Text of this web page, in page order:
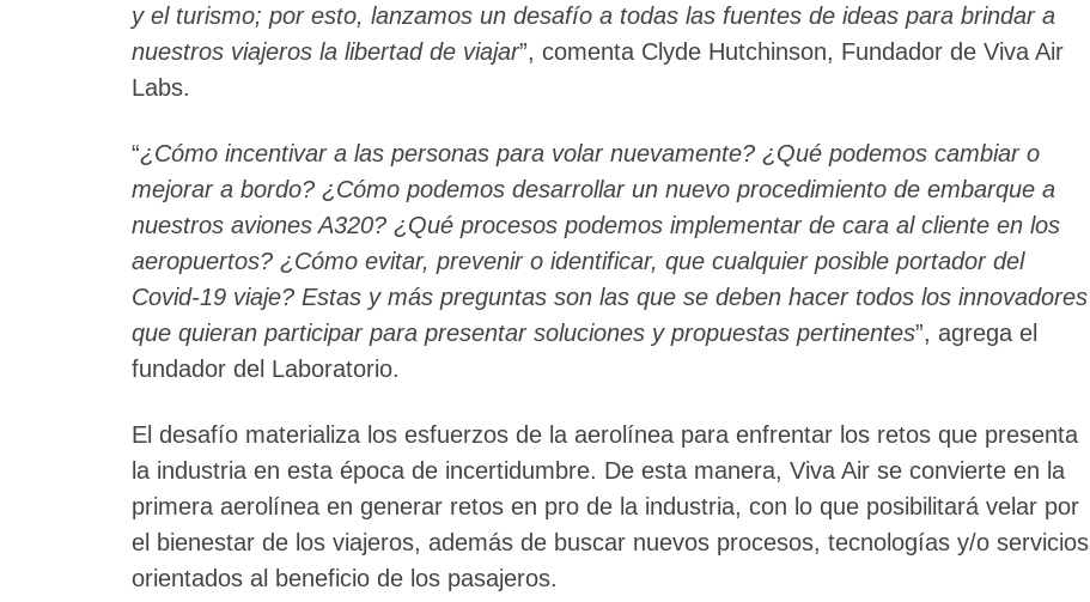
y el turismo; por esto, lanzamos un desafío a todas las fuentes de ideas para brindar a
nuestros viajeros la libertad de viajar”, comenta Clyde Hutchinson, Fundador de Viva Air
Labs.
“¿Cómo incentivar a las personas para volar nuevamente? ¿Qué podemos cambiar o
mejorar a bordo? ¿Cómo podemos desarrollar un nuevo procedimiento de embarque a
nuestros aviones A320? ¿Qué procesos podemos implementar de cara al cliente en los
aeropuertos? ¿Cómo evitar, prevenir o identificar, que cualquier posible portador del
Covid-19 viaje? Estas y más preguntas son las que se deben hacer todos los innovadores
que quieran participar para presentar soluciones y propuestas pertinentes”, agrega el
fundador del Laboratorio.
El desafío materializa los esfuerzos de la aerolínea para enfrentar los retos que presenta
la industria en esta época de incertidumbre. De esta manera, Viva Air se convierte en la
primera aerolínea en generar retos en pro de la industria, con lo que posibilitará velar por
el bienestar de los viajeros, además de buscar nuevos procesos, tecnologías y/o servicios
orientados al beneficio de los pasajeros.